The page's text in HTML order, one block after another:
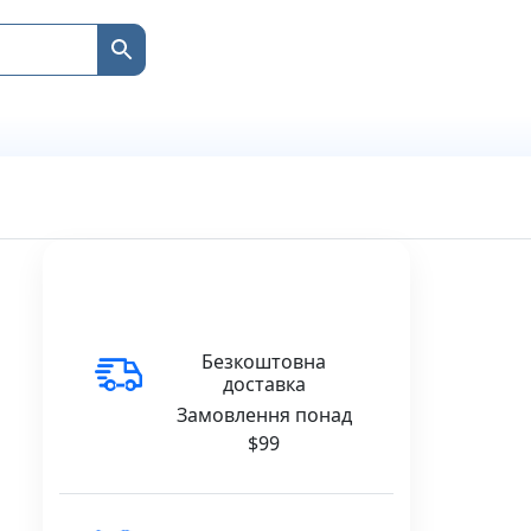
Безкоштовна
доставка
Замовлення понад
$99